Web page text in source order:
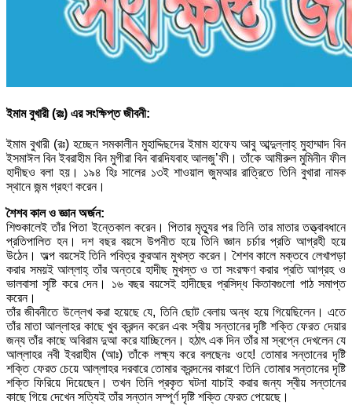
ইমাম বুখারী (রঃ) এর সংক্ষিপ্ত জীবনী:
ইমাম বুখারী (রঃ) হচ্ছেন সমকালীন মুহাদ্দিছদের ইমাম হাফেয আবু আব্দুল্লাহ্ মুহাম্মাদ বিন
ইসমাঈল বিন ইবরাহীম বিন মুগীরা বিন বারদিযবাহ আলজু’ফী। তাঁকে আমীরুল মুমিনীন ফীল
হাদীছও বলা হয়। ১৯৪ হিঃ সালের ১৩ই শাওয়াল জুমআর রাত্রিতে তিনি বুখারা নামক
স্থানে জন্ম গ্রহণ করেন।
শৈশব কাল ও জ্ঞান অর্জন:
শিশুকালেই তাঁর পিতা ইন্তেকাল করেন। পিতার মৃত্যুর পর তিনি তার মাতার তত্ত্বাবধানে
প্রতিপালিত হন। দশ বছর বয়সে উপনীত হয়ে তিনি জ্ঞান চর্চার প্রতি আগ্রহী হয়ে
উঠেন। অল্প বয়সেই তিনি পবিত্র কুরআন মুখস্ত করেন। শৈশব কালে মক্তবে লেখাপড়া
করার সময়ই আল্লাহ্ তাঁর অন্তরে হাদীছ মুখস্ত ও তা সংরক্ষণ করার প্রতি আগ্রহ ও
ভালবাসা সৃষ্টি করে দেন। ১৬ বছর বয়সেই হাদীছের প্রসিদ্ধ কিতাবগুলো পাঠ সমাপ্ত
করেন।
তাঁর জীবনীতে উল্লেখ করা হয়েছে যে, তিনি ছোট বেলায় অন্ধ হয়ে গিয়েছিলেন। এতে
তাঁর মাতা আল্লাহর কাছে খুব ক্রন্দন করেন এবং স্বীয় সন্তানের দৃষ্টি শক্তি ফেরত দেয়ার
জন্য তাঁর কাছে অবিরাম দুআ করে যাচ্ছিলেন। হঠাৎ এক দিন তাঁর মা স্বপ্নে দেখলেন যে
আল্লাহর নবী ইবরাহীম (আঃ) তাঁকে লক্ষ্য করে বলছেনঃ ওহে! তোমার সন্তানের দৃষ্টি
শক্তি ফেরত চেয়ে আল্লাহর দরবারে তোমার ক্রন্দনের কারণে তিনি তোমার সন্তানের দৃষ্টি
শক্তি ফিরিয়ে দিয়েছেন। তখন তিনি প্রকৃত ঘটনা যাচাই করার জন্য স্বীয় সন্তানের
কাছে গিয়ে দেখেন সত্যিই তাঁর সন্তান সম্পূর্ণ দৃষ্টি শক্তি ফেরত পেয়েছে।